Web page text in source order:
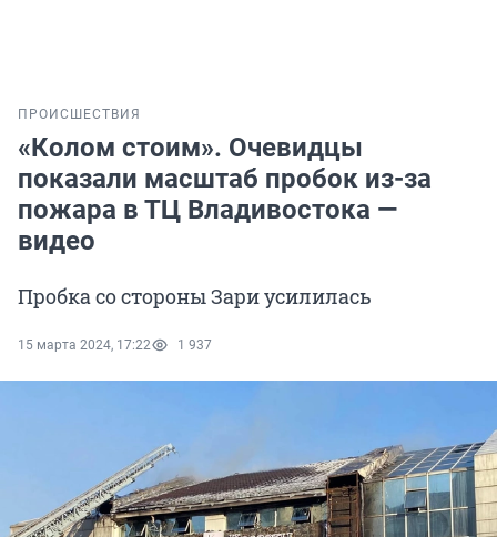
ПРОИСШЕСТВИЯ
«Колом стоим». Очевидцы
показали масштаб пробок из-за
пожара в ТЦ Владивостока —
видео
Пробка со стороны Зари усилилась
15 марта 2024, 17:22 1 937